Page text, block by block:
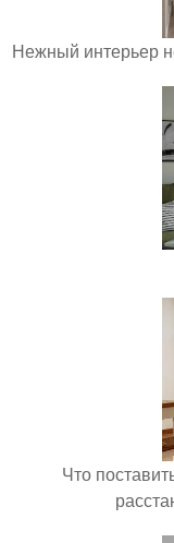
Нежный интерьер
Что